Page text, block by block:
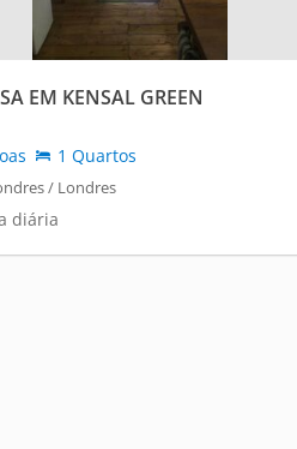
EM KENSAL GREEN
1 Quartos
/ Londres
diária